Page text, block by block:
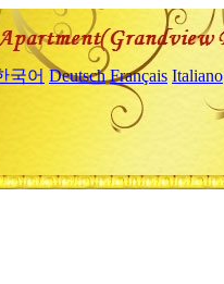
국어 Deutsch Français Italiano